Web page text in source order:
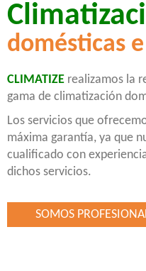
domésticas
CLIMATIZE realizamos la
gama de climatización
Los servicios que
máxima garantía, ya que
cualificado con
dichos servicios.
SOMOS